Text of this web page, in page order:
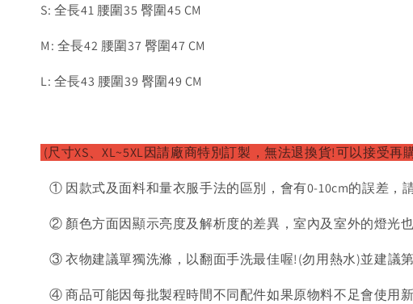
S: 全長41 腰圍35 臀圍45 CM
M: 全長42 腰圍37 臀圍47 CM
L: 全長43 腰圍39 臀圍49 CM
(尺寸XS、XL~5XL因請廠商特別訂製，無法退換貨!可以接受再
① 因款式及面料和量衣服手法的區別，會有0-10cm的誤差，
② 顏色方面因顯示亮度及解析度的差異，室內及室外的燈光
③ 衣物建議單獨洗滌，以翻面手洗最佳喔!(勿用熱水)並建議
④ 商品可能因每批製程時間不同配件如果原物料不足會使用